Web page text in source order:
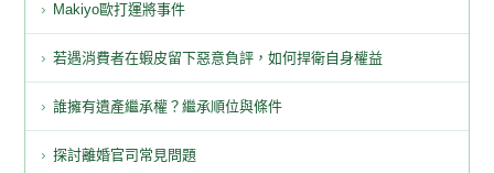
Makiyo歐打運將事件
若遇消費者在蝦皮留下惡意負評，如何捍衛自身權益
誰擁有遺產繼承權？繼承順位與條件
探討離婚官司常見問題